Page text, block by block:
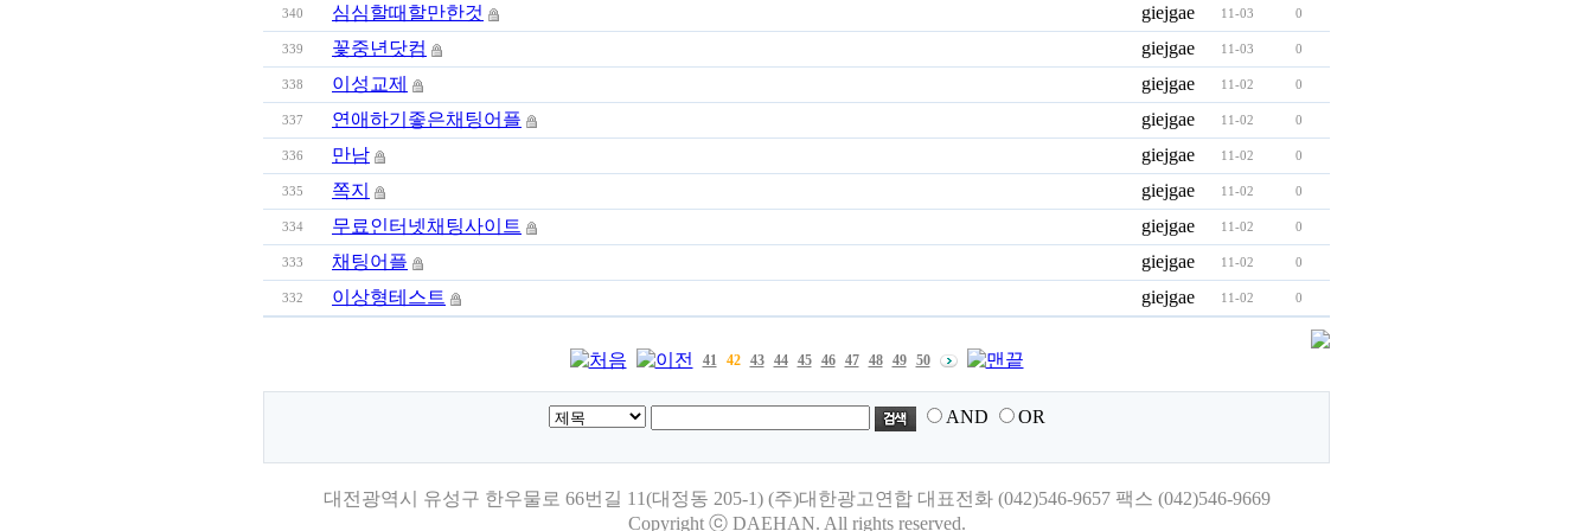
340 심심할때할만한것 giejgae 11-03 0
339 꽃중년닷컴 giejgae 11-03 0
338 이성교제 giejgae 11-02 0
337 연애하기좋은채팅어플 giejgae 11-02 0
336 만남 giejgae 11-02 0
335 쪽지 giejgae 11-02 0
334 무료인터넷채팅사이트 giejgae 11-02 0
333 채팅어플 giejgae 11-02 0
332 이상형테스트 giejgae 11-02 0
41 42 43 44 45 46 47 48 49 50
AND OR
대전광역시 유성구 한우물로 66번길 11(대정동 205-1) (주)대한광고연합 대표전화 (042)546-9657 팩스 (042)546-9669
Copyright ⓒ DAEHAN. All rights reserved.